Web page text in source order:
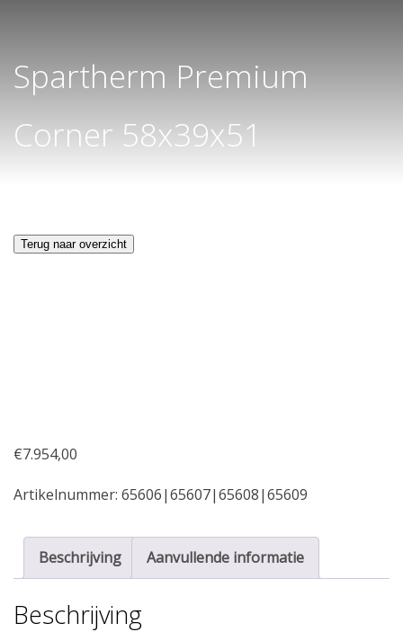
Spartherm Premium
Corner 58x39x51
Terug naar overzicht
€7.954,00
Artikelnummer: 65606|65607|65608|65609
Beschrijving Aanvullende informatie
Beschrijving